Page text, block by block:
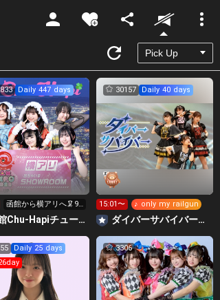
Unmute
Daily 447 days
函館から横アリへ🦑9
時までに340万pt目標 函館Chu-Hapiチューハピ🌈
30157 Daily 40 days
15:01〜 ♪ only my railgun
‪ダイバーサバイバー【公式】
Daily 25 days
3306